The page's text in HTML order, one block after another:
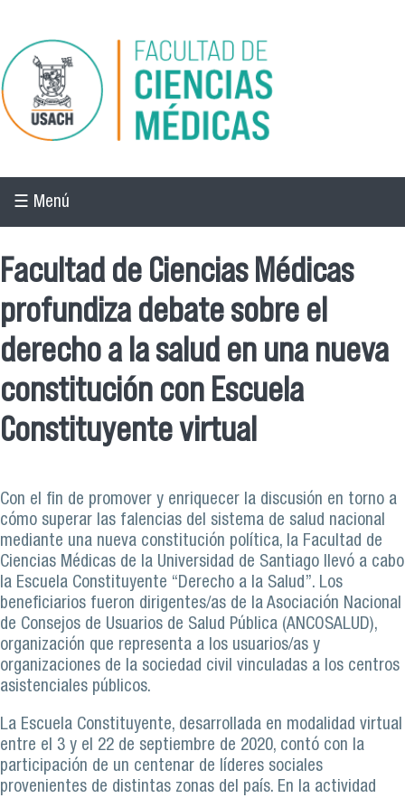
Pasar al contenido principal
☰ Menú
Facultad de Ciencias Médicas
profundiza debate sobre el
derecho a la salud en una nueva
constitución con Escuela
Constituyente virtual
Con el fin de promover y enriquecer la discusión en torno a
cómo superar las falencias del sistema de salud nacional
mediante una nueva constitución política, la Facultad de
Ciencias Médicas de la Universidad de Santiago llevó a cabo
la Escuela Constituyente “Derecho a la Salud”. Los
beneficiarios fueron dirigentes/as de la Asociación Nacional
de Consejos de Usuarios de Salud Pública (ANCOSALUD),
organización que representa a los usuarios/as y
organizaciones de la sociedad civil vinculadas a los centros
asistenciales públicos.
La Escuela Constituyente, desarrollada en modalidad virtual
entre el 3 y el 22 de septiembre de 2020, contó con la
participación de un centenar de líderes sociales
provenientes de distintas zonas del país. En la actividad